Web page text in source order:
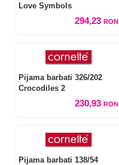
Love Symbols
294,23 RON
Pijama barbati 326/202
Crocodiles 2
230,93 RON
Pijama barbati 138/54